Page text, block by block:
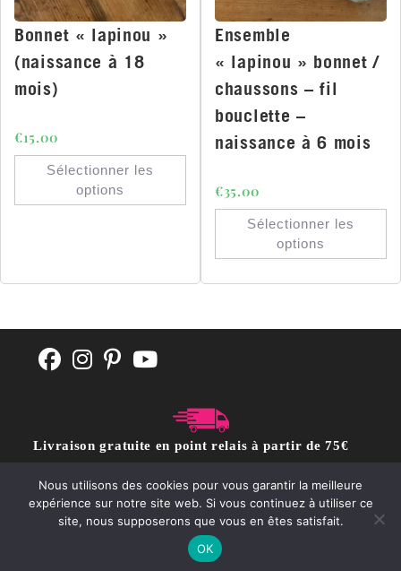
Bonnet « lapinou »
(naissance à 18
mois)
€15.00
Sélectionner les
options
Ensemble
« lapinou » bonnet /
chaussons – fil
bouclette –
naissance à 6 mois
€35.00
Sélectionner les
options
Livraison gratuite en point relais à partir de 75€
CGV POLITIQUE DE CONFIDENTIALITÉ
Copyright @moutonrose.com
Nous utilisons des cookies pour vous garantir la meilleure
expérience sur notre site web. Si vous continuez à utiliser ce
site, nous supposerons que vous en êtes satisfait.
OK